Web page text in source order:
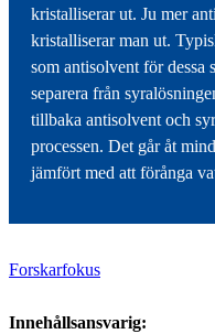
kristalliserar ut. Ju mer
kristalliserar man ut.
som antisolvent för dessa
separera från
tillbaka antisolvent och
processen. Det går åt
jämfört med att förånga
Forskarfokus
Innehållsansvarig: